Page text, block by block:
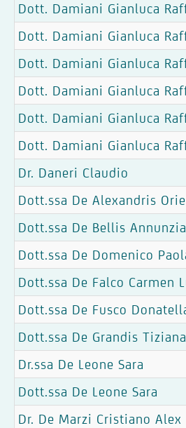
Dott. Damiani Gianluca
Dott. Damiani Gianluca
Dott. Damiani Gianluca
Dott. Damiani Gianluca
Dott. Damiani Gianluca
Dott. Damiani Gianluca
Dr. Daneri Claudio
Dott.ssa De Alexandris
Dott.ssa De Bellis
Dott.ssa De Domenico
Dott.ssa De Falco Carmen
Dott.ssa De Fusco
Dott.ssa De Grandis Tiziana
Dr.ssa De Leone Sara
Dott.ssa De Leone Sara
Dr. De Marzi Cristiano Alex